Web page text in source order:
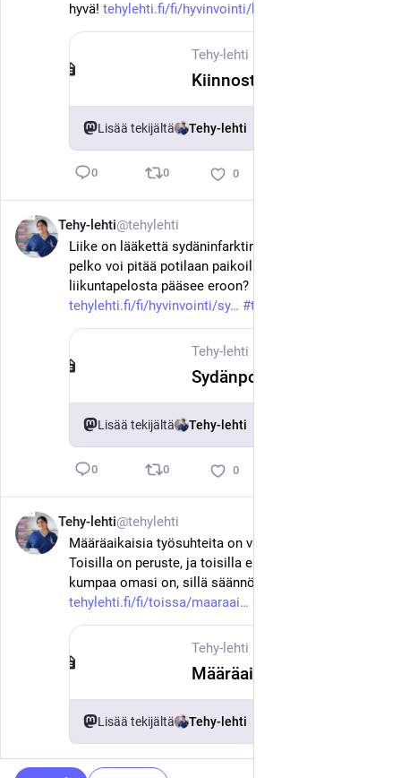
hyvä! tehylehti.fi/fi/hyvinvointi/ki
Tehy-lehti
Lisää tekijältä Tehy-lehti
0 0 0
Tehy-lehti@tehylehti
Liike on lääkettä sydäninfarktin sairastaneelle, mutta
pelko voi pitää potilaan paikoillaan. Miten
liikuntapelosta pääsee eroon?
tehylehti.fi/fi/hyvinvointi/sy
#tehy
Tehy-lehti
Lisää tekijältä Tehy-lehti
0 0 0
Tehy-lehti@tehylehti
Määräaikaisia työsuhteita on vastedes kahdenlaisia.
Toisilla on peruste, ja toisilla ei. Ole tarkkana,
kumpaa omasi on, sillä säännöt ovat erilaiset.
tehylehti.fi/fi/toissa/maaraai
Tehy-lehti
Lisää tekijältä Tehy-lehti
0